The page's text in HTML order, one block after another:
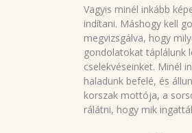
Vagyis minél inkább
indítani. Máshogy kell
megvizsgálva, hogy
gondolatokat táplálunk
cselekvéseinket. Minél
haladunk befelé, és
korszak mottója, a
rálátni, hogy mik